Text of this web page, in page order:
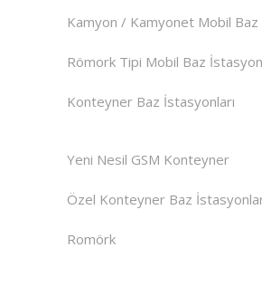
Kamyon / Kamyonet Mobil
Römork Tipi Mobil Baz
Konteyner Baz İstasyonları
Yeni Nesil GSM Konteyner
Özel Konteyner Baz
Romörk